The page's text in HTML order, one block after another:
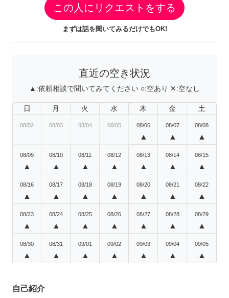
この人にリクエストをする
まずは話を聞いてみるだけでもOK!
直近の空き状況
▲:依頼相談で聞いてみてください ○:空あり ✕:空なし
日 月 火 水 木 金 土
08/02 08/03 08/04 08/05 08/06
▲
08/07
▲
08/08
▲
08/09
▲
08/10
▲
08/11
▲
08/12
▲
08/13
▲
08/14
▲
08/15
▲
08/16
▲
08/17
▲
08/18
▲
08/19
▲
08/20
▲
08/21
▲
08/22
▲
08/23
▲
08/24
▲
08/25
▲
08/26
▲
08/27
▲
08/28
▲
08/29
▲
08/30
▲
08/31
▲
09/01
▲
09/02
▲
09/03
▲
09/04
▲
09/05
▲
自己紹介